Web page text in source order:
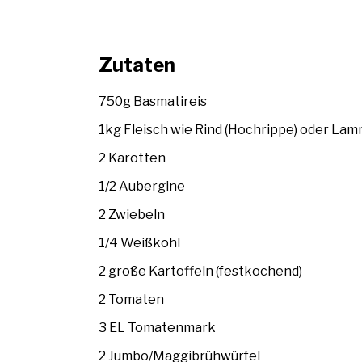
Zutaten
750g Basmatireis
1kg Fleisch wie Rind (Hochrippe) oder
2 Karotten
1/2 Aubergine
2 Zwiebeln
1/4 Weißkohl
2 große Kartoffeln (festkochend)
2 Tomaten
3 EL Tomatenmark
2 Jumbo/Maggibrühwürfel